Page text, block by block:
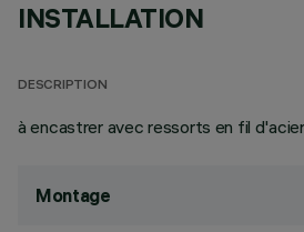
INSTALLATION
DESCRIPTION
à encastrer avec ressorts en fil
Montage